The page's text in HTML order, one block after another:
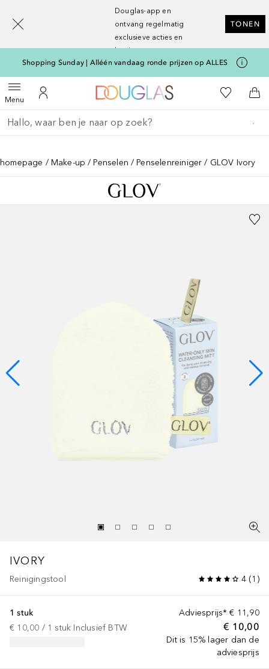
Douglas-app en
ontvang regelmatig
exclusieve acties en
kortingen
TONEN
Shopping Sunday | Alléén vandaag ronde prijzen op ALLES
MenuOpen menuNaar Mijn Account
Naar Douglas Home
Naar Mijn
Ga terug
Zoekopdracht uitvoeren
homepage Make-up Penselen Penselenreiniger GLOV Ivory
IVORY
Reinigingstool 4 (1 )
Adviesprijs* € 11,90
€ 10,00
Dit is 15% lager dan de
adviesprijs
1 stuk
€ 10,00 / 1 stuk Inclusief BTW
[navigation.slideout.screenreader]